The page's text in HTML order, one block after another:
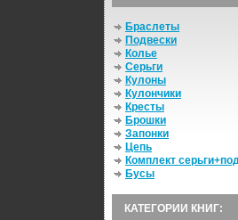
Браслеты
Подвески
Колье
Серьги
Кулоны
Кулончики
Кресты
Брошки
Запонки
Цепь
Комплект
Бусы
КАТЕГОРИИ КНИГ: